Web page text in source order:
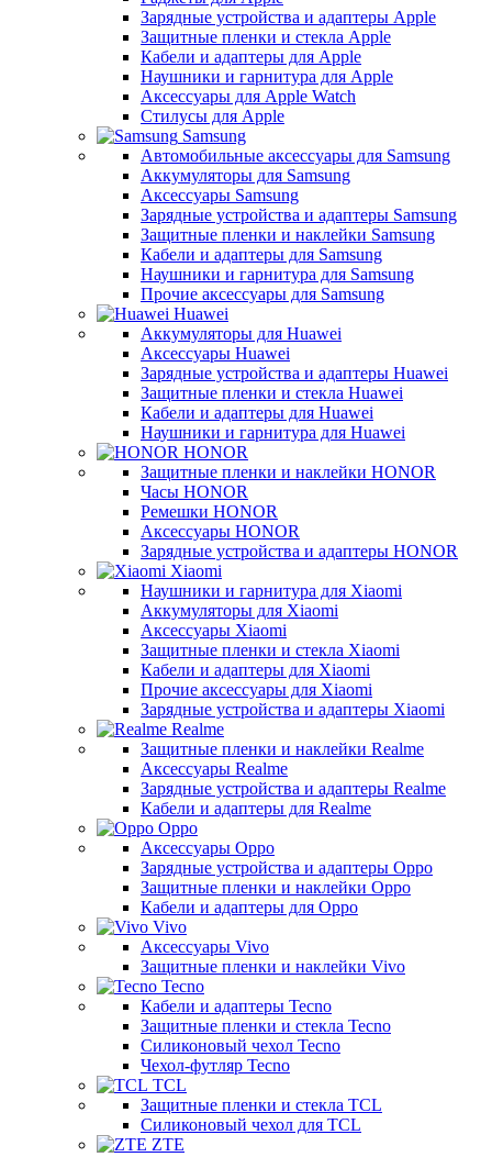
Зарядные устройства и адаптеры Apple
Защитные пленки и стекла Apple
Кабели и адаптеры для Apple
Наушники и гарнитура для Apple
Аксессуары для Apple Watch
Стилусы для Apple
Samsung
Автомобильные аксессуары для Samsung
Аккумуляторы для Samsung
Аксессуары Samsung
Зарядные устройства и адаптеры Samsung
Защитные пленки и наклейки Samsung
Кабели и адаптеры для Samsung
Наушники и гарнитура для Samsung
Прочие аксессуары для Samsung
Huawei
Аккумуляторы для Huawei
Аксессуары Huawei
Зарядные устройства и адаптеры Huawei
Защитные пленки и стекла Huawei
Кабели и адаптеры для Huawei
Наушники и гарнитура для Huawei
HONOR
Защитные пленки и наклейки HONOR
Часы HONOR
Ремешки HONOR
Аксессуары HONOR
Зарядные устройства и адаптеры HONOR
Xiaomi
Наушники и гарнитура для Xiaomi
Аккумуляторы для Xiaomi
Аксессуары Xiaomi
Защитные пленки и стекла Xiaomi
Кабели и адаптеры для Xiaomi
Прочие аксессуары для Xiaomi
Зарядные устройства и адаптеры Xiaomi
Realme
Защитные пленки и наклейки Realme
Аксессуары Realme
Зарядные устройства и адаптеры Realme
Кабели и адаптеры для Realme
Oppo
Аксессуары Oppo
Зарядные устройства и адаптеры Oppo
Защитные пленки и наклейки Oppo
Кабели и адаптеры для Oppo
Vivo
Аксессуары Vivo
Защитные пленки и наклейки Vivo
Tecno
Кабели и адаптеры Tecno
Защитные пленки и стекла Tecno
Силиконовый чехол Tecno
Чехол-футляр Tecno
TCL
Защитные пленки и стекла TCL
Силиконовый чехол для TCL
ZTE